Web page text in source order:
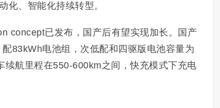
化、智能化持续转型。
concept已发布，国产后有望实现加长。国产
配83kWh电池组，次低配和四驱版电池容量为
航里程在550-600km之间，快充模式下充电